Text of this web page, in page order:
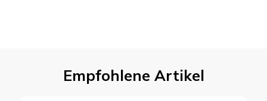
Empfohlene Artikel